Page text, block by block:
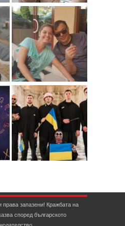
запазени! Кражбата на
според българското